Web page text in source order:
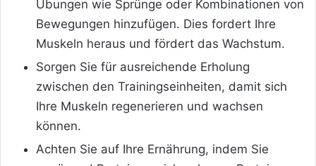
Übungen wie Sprünge oder Kombinationen von
Bewegungen hinzufügen. Dies fordert Ihre
Muskeln heraus und fördert das Wachstum.
Sorgen Sie für ausreichende Erholung
zwischen den Trainingseinheiten, damit sich
Ihre Muskeln regenerieren und wachsen
können.
Achten Sie auf Ihre Ernährung, indem Sie